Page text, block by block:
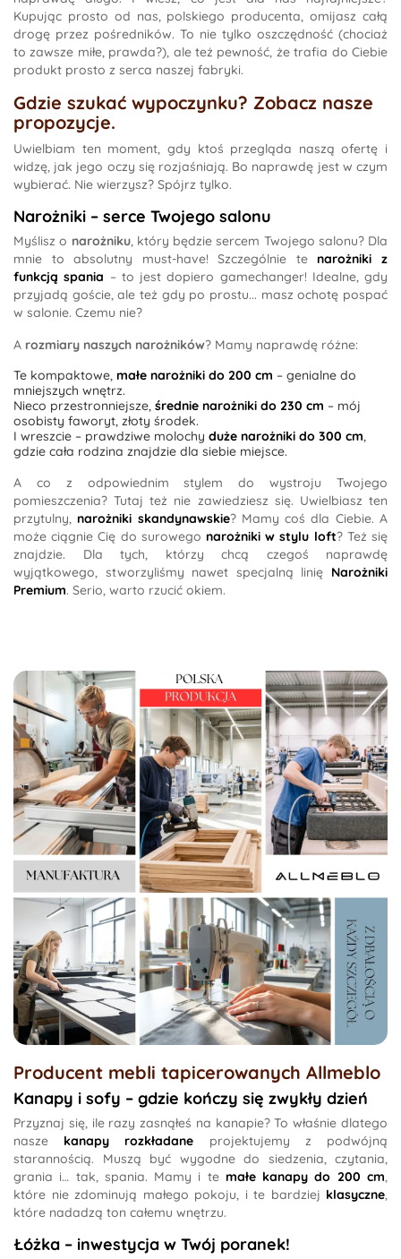
Kupując prosto od nas, polskiego producenta, omijasz całą
drogę przez pośredników. To nie tylko oszczędność (chociaż
to zawsze miłe, prawda?), ale też pewność, że trafia do Ciebie
produkt prosto z serca naszej fabryki.
Gdzie szukać wypoczynku? Zobacz nasze
propozycje.
Uwielbiam ten moment, gdy ktoś przegląda naszą ofertę i
widzę, jak jego oczy się rozjaśniają. Bo naprawdę jest w czym
wybierać. Nie wierzysz? Spójrz tylko.
Narożniki – serce Twojego salonu
Myślisz o narożniku, który będzie sercem Twojego salonu? Dla
mnie to absolutny must-have! Szczególnie tenarożniki z
funkcją spania – to jest dopiero gamechanger! Idealne, gdy
przyjadą goście, ale też gdy po prostu... masz ochotę pospać
w salonie. Czemu nie?
A rozmiary naszych narożników? Mamy naprawdę różne:
Te kompaktowe, małe narożniki do 200 cm – genialne do
mniejszych wnętrz.
Nieco przestronniejsze, średnie narożniki do 230 cm – mój
osobisty faworyt, złoty środek.
I wreszcie – prawdziwe molochy duże narożniki do 300 cm,
gdzie cała rodzina znajdzie dla siebie miejsce.
A co z odpowiednim stylem do wystroju Twojego
pomieszczenia? Tutaj też nie zawiedziesz się. Uwielbiasz ten
przytulny,narożniki skandynawskie? Mamy coś dla Ciebie. A
może ciągnie Cię do surowego narożniki w stylu loft? Też się
znajdzie. Dla tych, którzy chcą czegoś naprawdę
wyjątkowego, stworzyliśmy nawet specjalną linię Narożniki
Premium. Serio, warto rzucić okiem.
Producent mebli tapicerowanych Allmeblo
Kanapy i sofy – gdzie kończy się zwykły dzień
Przyznaj się, ile razy zasnąłeś na kanapie? To właśnie dlatego
nasze kanapy rozkładane projektujemy z podwójną
starannością. Muszą być wygodne do siedzenia, czytania,
grania i… tak, spania. Mamy i te małe kanapy do 200 cm,
które nie zdominują małego pokoju, i te bardziej klasyczne,
które nadadzą ton całemu wnętrzu.
Łóżka – inwestycja w Twój poranek!